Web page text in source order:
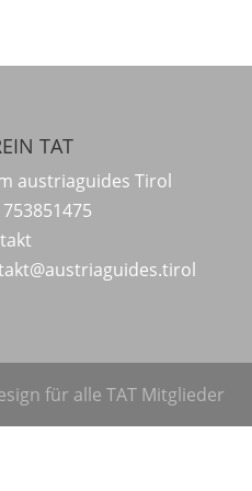
TAT
austriaguides Tirol
753851475
für alle TAT Mitglieder